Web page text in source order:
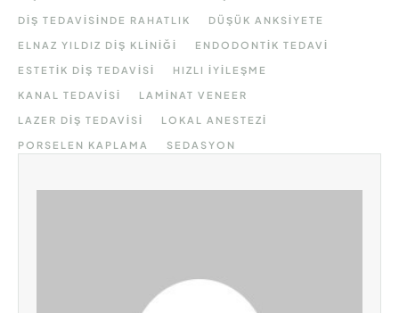
DIŞ TEDAVISINDE RAHATLIK DÜŞÜK ANKSIYETE
ELNAZ YILDIZ DIŞ KLINIĞI ENDODONTIK TEDAVI
ESTETIK DIŞ TEDAVISI HIZLI IYILEŞME
KANAL TEDAVISI LAMINAT VENEER
LAZER DIŞ TEDAVISI LOKAL ANESTEZI
PORSELEN KAPLAMA SEDASYON